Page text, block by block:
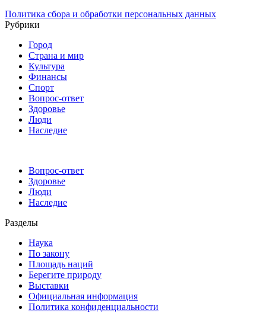
Политика сбора и обработки персональных данных
Рубрики
Город
Страна и мир
Культура
Финансы
Спорт
Вопрос-ответ
Здоровье
Люди
Наследие
Вопрос-ответ
Здоровье
Люди
Наследие
Разделы
Наука
По закону
Площадь наций
Берегите природу
Выставки
Официальная информация
Политика конфиденциальности